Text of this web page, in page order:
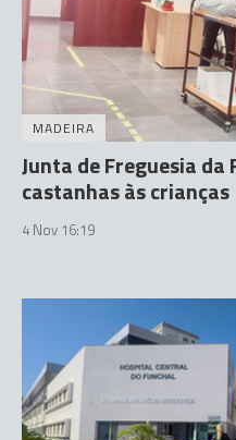
MADEIRA
Junta de Freguesia
castanhas às crianças
4 Nov 16:19